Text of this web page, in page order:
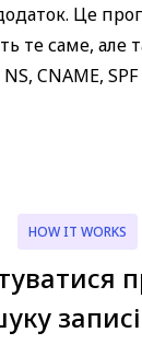
Це
те саме, але
CNAME, SPF
HOW IT WORKS